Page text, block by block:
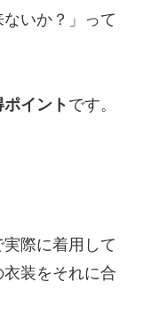
いか？」って
イント です。
際に着用して
装をそれに合